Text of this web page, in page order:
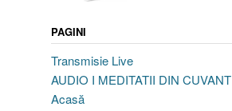
PAGINI
Transmisie Live
AUDIO I MEDITATII DIN CUVANT
Acasă